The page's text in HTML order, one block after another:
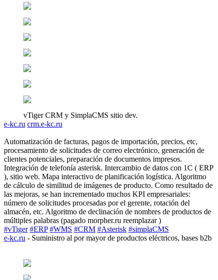
vTiger CRM y SimplaCMS sitio dev.
e-kc.ru crm.e-kc.ru
Automatización de facturas, pagos de importación, precios, etc,
procesamiento de solicitudes de correo electrónico, generación de
clientes potenciales, preparación de documentos impresos.
Integración de telefonía asterisk. Intercambio de datos con 1C ( ERP
), sitio web. Mapa interactivo de planificación logística. Algoritmo
de cálculo de similitud de imágenes de producto. Como resultado de
las mejoras, se han incrementado muchos KPI empresariales:
número de solicitudes procesadas por el gerente, rotación del
almacén, etc. Algoritmo de declinación de nombres de productos de
múltiples palabras (pagado morpher.ru reemplazar )
#vTiger #ERP #WMS #CRM #Asterisk #simplaCMS
e-kc.ru - Suministro al por mayor de productos eléctricos, bases b2b